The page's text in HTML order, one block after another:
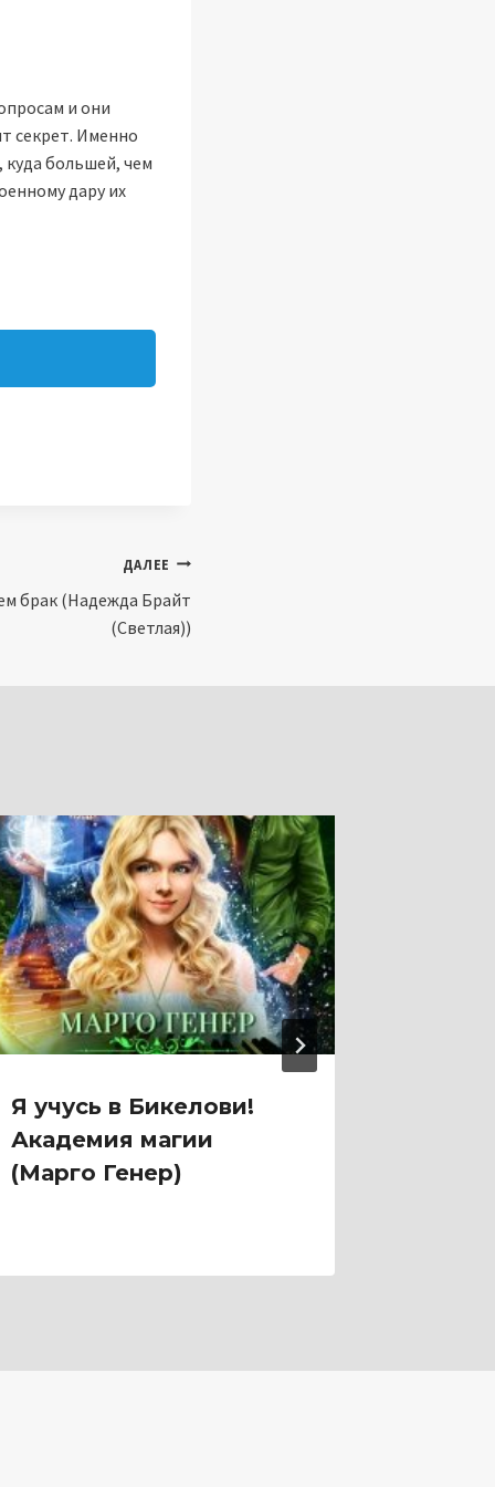
и они
секрет. Именно
большей, чем
дару их
ДАЛЕЕ
брак (Надежда Брайт
(Светлая))
Я учусь в Бикелови!
Академия магии
(Марго Генер)